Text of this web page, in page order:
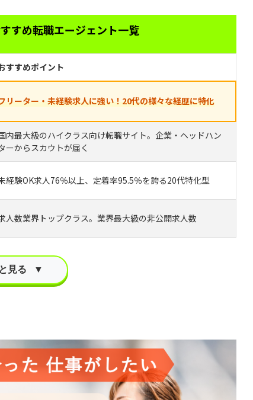
すめ転職エージェント一覧
すすめポイント
リーター・未経験求人に強い！20代の様々な経歴に特化
内最大級のハイクラス向け転職サイト。企業・ヘッドハン
ーからスカウトが届く
経験OK求人76％以上、定着率95.5％を誇る20代特化型
人数業界トップクラス。業界最大級の非公開求人数
見る ▼